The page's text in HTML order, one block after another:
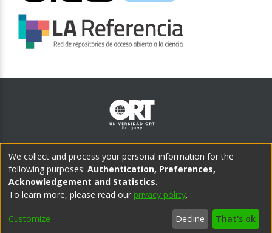
Teléfono central:
(598) 2902 1505
CAMPUS CENTRO
Cuareim 1451, Montevideo,
CAMPUS POCITOS
Bvar. España 2633, Montevideo,
Uruguay
We collect and process your personal information for the
following purposes: Authentication, Preferences,
Acknowledgement and Statistics.
To learn more, please read our privacy policy.
Customize Decline That's ok